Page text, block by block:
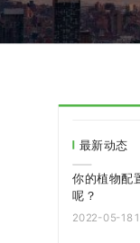
最新动态
你的植物配
呢？
2022-05-18